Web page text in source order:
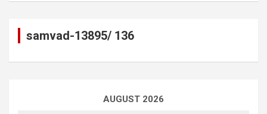
samvad-13895/ 136
AUGUST 2026